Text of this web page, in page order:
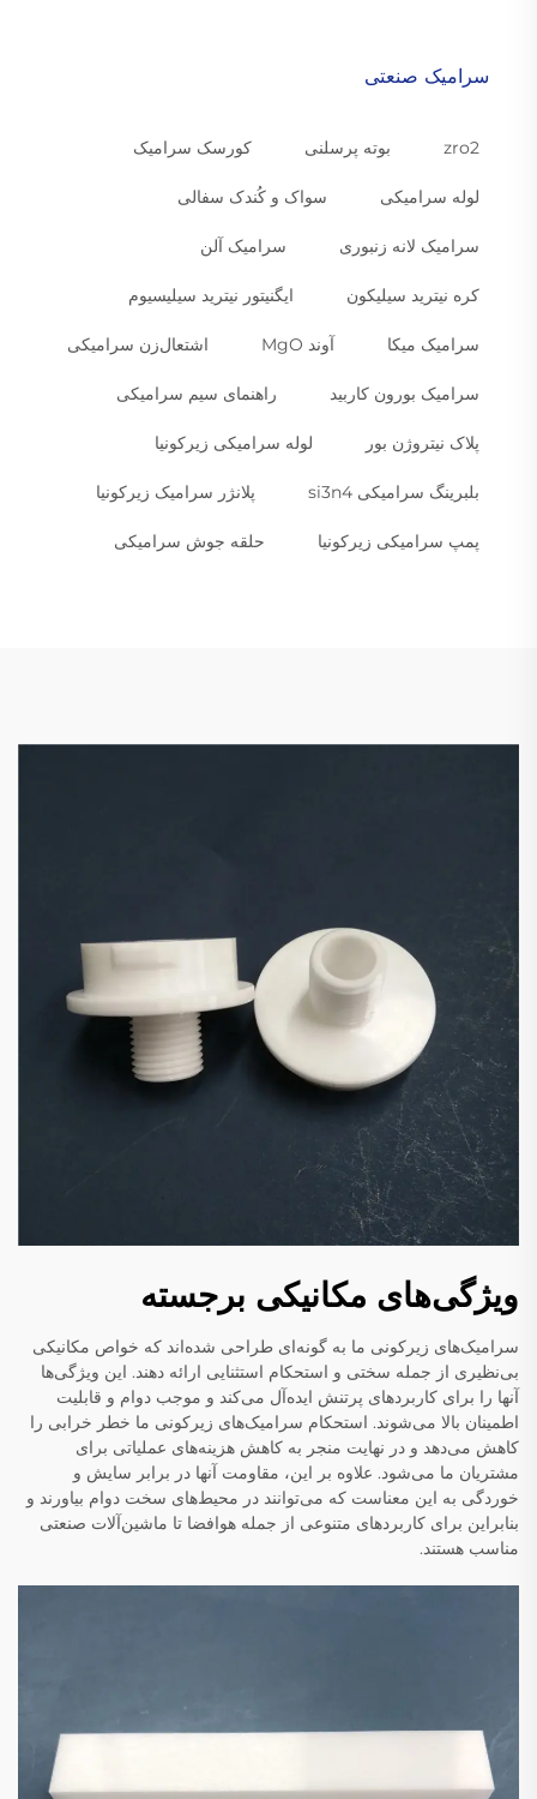
سرامیک صنعتی
zro2 بوته پرسلنی کورسک سرامیک
لوله سرامیکی سواک و کُندک سفالی
سرامیک لانه زنبوری سرامیک آلن
کره نیترید سیلیکون ایگنیتور نیترید سیلیسیوم
سرامیک میکا آوند MgO اشتعال‌زن سرامیکی
سرامیک بورون کاربید راهنمای سیم سرامیکی
پلاک نیتروژن بور لوله سرامیکی زیرکونیا
بلبرینگ سرامیکی si3n4 پلانژر سرامیک زیرکونیا
پمپ سرامیکی زیرکونیا حلقه جوش سرامیکی
ویژگی‌های مکانیکی برجسته
سرامیک‌های زیرکونی ما به گونه‌ای طراحی شده‌اند که خواص مکانیکی
بی‌نظیری از جمله سختی و استحکام استثنایی ارائه دهند. این ویژگی‌ها
آنها را برای کاربردهای پرتنش ایده‌آل می‌کند و موجب دوام و قابلیت
اطمینان بالا می‌شوند. استحکام سرامیک‌های زیرکونی ما خطر خرابی را
کاهش می‌دهد و در نهایت منجر به کاهش هزینه‌های عملیاتی برای
مشتریان ما می‌شود. علاوه بر این، مقاومت آنها در برابر سایش و
خوردگی به این معناست که می‌توانند در محیط‌های سخت دوام بیاورند و
بنابراین برای کاربردهای متنوعی از جمله هوافضا تا ماشین‌آلات صنعتی
مناسب هستند.